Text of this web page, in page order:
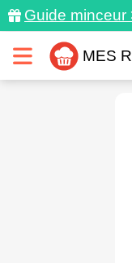
Guide minceur
MES